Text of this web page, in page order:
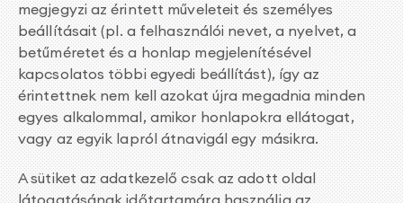
megjegyzi az érintett műveleteit és személyes
beállításait (pl. a felhasználói nevet, a nyelvet, a
betűméretet és a honlap megjelenítésével
kapcsolatos többi egyedi beállítást), így az
érintettnek nem kell azokat újra megadnia minden
egyes alkalommal, amikor honlapokra ellátogat,
vagy az egyik lapról átnavigál egy másikra.
A sütiket az adatkezelő csak az adott oldal
látogatásának időtartamára használja az